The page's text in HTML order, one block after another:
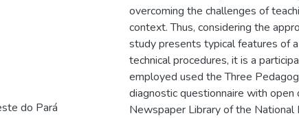
do Pará
overcoming the challenges of
context. Thus, considering the
study presents typical features of
technical procedures, it is a
employed used the Three
diagnostic questionnaire with
Newspaper Library of the